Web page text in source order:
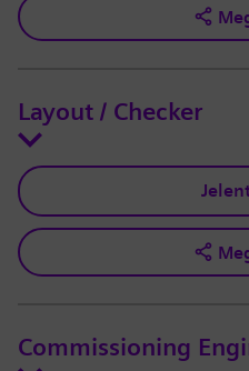
Layout / Checker
Commissioning